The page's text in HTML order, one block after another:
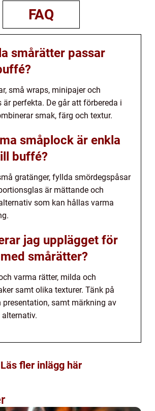
FAQ
smårätter passar
små wraps, minipajer och
är perfekta. De går att förbereda i
smak, färg och textur.
småplock är enkla
buffé?
gratänger, fyllda smördegspåsar
är mättande och
som kan hållas varma
jag upplägget för
smårätter?
varma rätter, milda och
samt olika texturer. Tänk på
presentation, samt märkning av
Läs fler inlägg här